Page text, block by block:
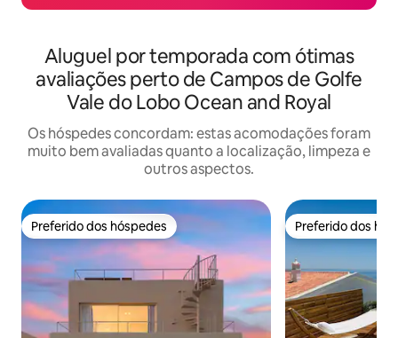
Aluguel por temporada com ótimas
avaliações perto de Campos de Golfe
Vale do Lobo Ocean and Royal
Os hóspedes concordam: estas acomodações foram
muito bem avaliadas quanto a localização, limpeza e
outros aspectos.
Preferido dos hóspedes
Preferido dos hóspedes Preferido dos
Preferido dos